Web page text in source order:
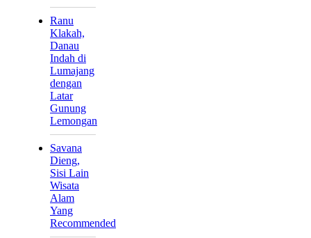
Ranu
Klakah,
Danau
Indah di
Lumajang
dengan
Latar
Gunung
Lemongan
Savana
Dieng,
Sisi Lain
Wisata
Alam
Yang
Recommended